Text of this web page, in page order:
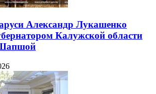
Александр Лукашенко
Калужской области